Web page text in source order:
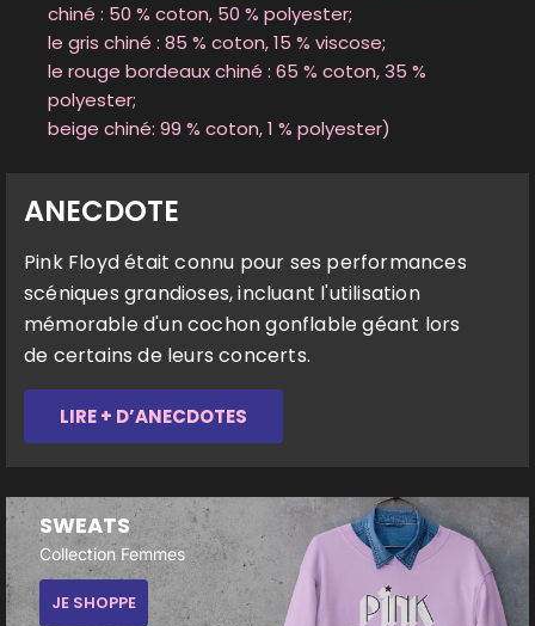
chiné : 50 % coton, 50 % polyester;
le gris chiné : 85 % coton, 15 % viscose;
le rouge bordeaux chiné : 65 % coton, 35 %
polyester;
beige chiné: 99 % coton, 1 % polyester)
ANECDOTE
Pink Floyd était connu pour ses performances
scéniques grandioses, incluant l'utilisation
mémorable d'un cochon gonflable géant lors
de certains de leurs concerts.
LIRE + D’ANECDOTES
SWEATS
Collection Femmes
JE SHOPPE